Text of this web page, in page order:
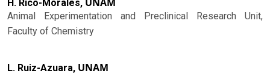
H. Rico-Morales,
Animal Experimentation and Preclinical Research Unit,
Faculty of Chemistry
L. Ruiz-Azuara, UNAM